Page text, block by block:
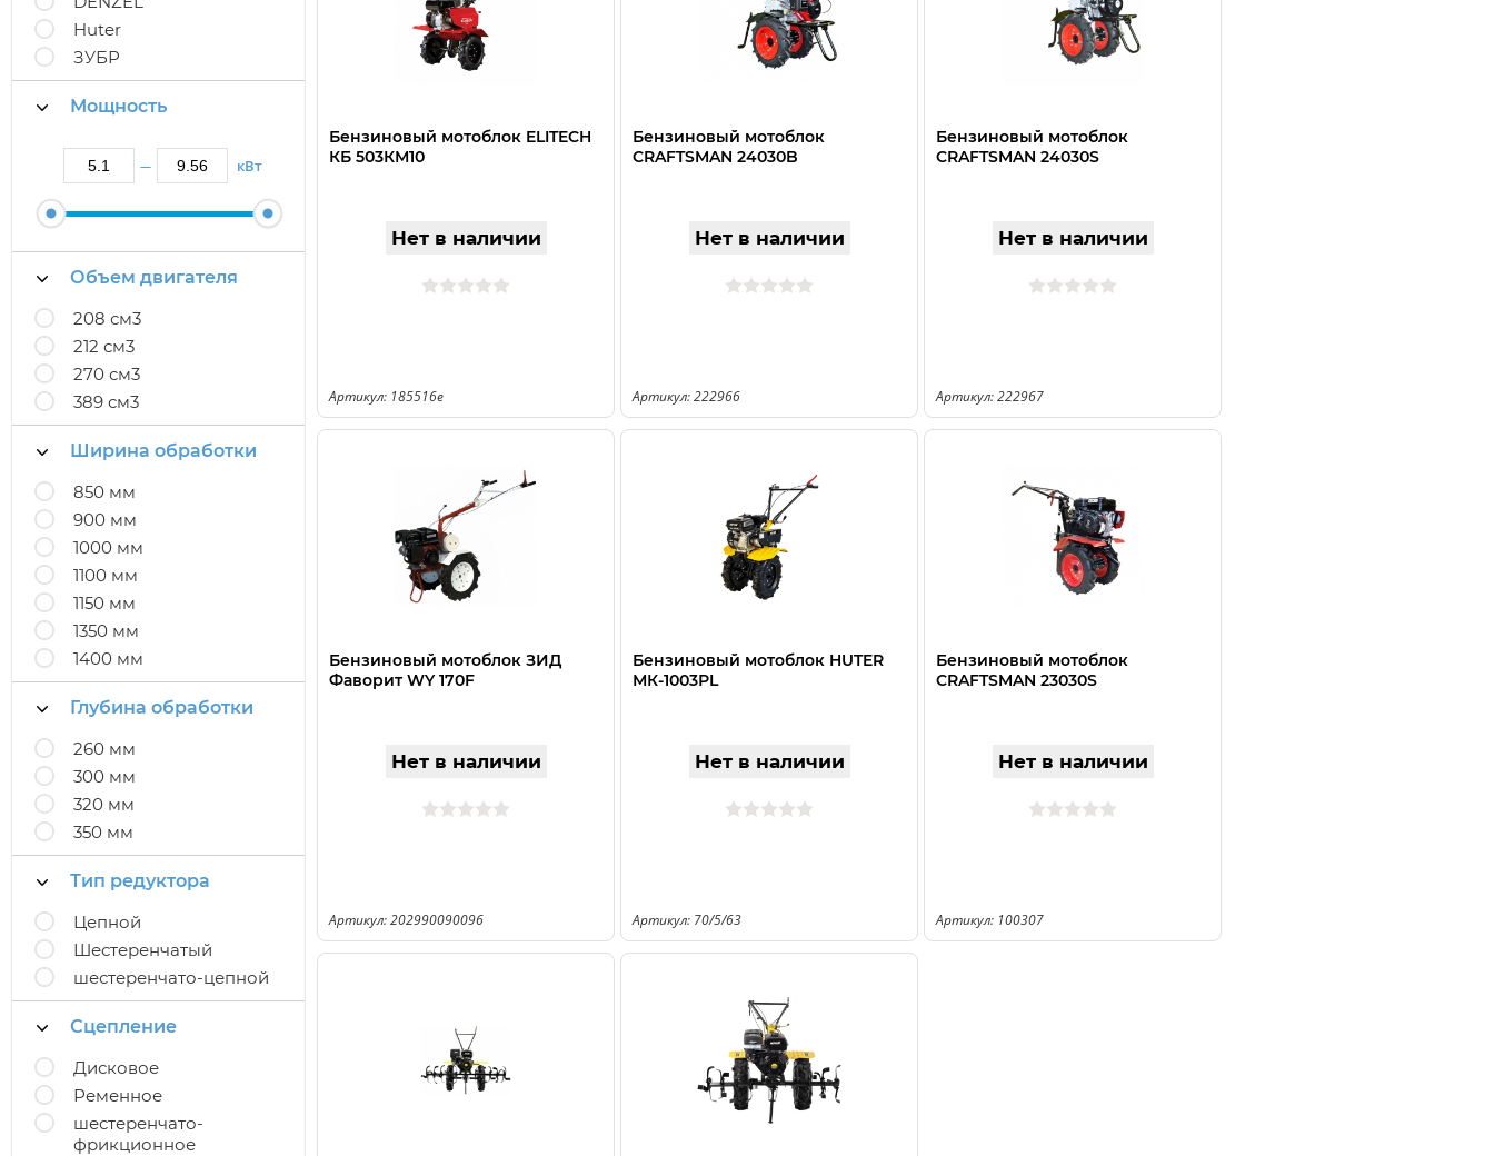
Huter
ЗУБР
Мощность
— кВт
Объем двигателя
208 см3
212 см3
270 см3
389 см3
Ширина обработки
850 мм
900 мм
1000 мм
1100 мм
1150 мм
1350 мм
1400 мм
Глубина обработки
260 мм
300 мм
320 мм
350 мм
Тип редуктора
Цепной
Шестеренчатый
шестеренчато-цепной
Сцепление
Дисковое
Ременное
шестеренчато-
фрикционное
Бензиновый мотоблок ELITECH
КБ 503КМ10
Нет в наличии
Артикул: 185516e
Бензиновый мотоблок
CRAFTSMAN 24030B
Нет в наличии
Артикул: 222966
Бензиновый мотоблок
CRAFTSMAN 24030S
Нет в наличии
Артикул: 222967
Бензиновый мотоблок ЗИД
Фаворит WY 170F
Нет в наличии
Артикул: 202990090096
Бензиновый мотоблок HUTER
МК-1003РL
Нет в наличии
Артикул: 70/5/63
Бензиновый мотоблок
CRAFTSMAN 23030S
Нет в наличии
Артикул: 100307